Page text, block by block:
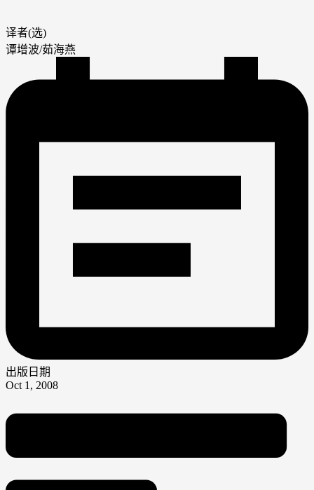
译者(选)
谭增波/茹海燕
出版日期
Oct 1, 2008